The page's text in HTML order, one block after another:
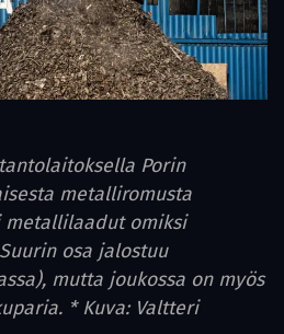
Porin
metalliromusta
metallilaadut omiksi
osa jalostuu
mutta joukossa on myös
* Kuva: Valtteri